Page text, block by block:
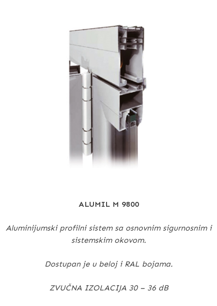
ALUMIL M 9800
Aluminijumski profilni sistem sa osnovnim sigurnosnim i
sistemskim okovom.
Dostupan je u beloj i RAL bojama.
ZVUČNA IZOLACIJA 30 – 36 dB